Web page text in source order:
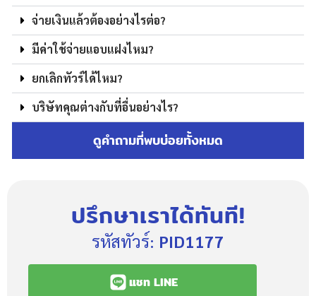
จ่ายเงินแล้วต้องอย่างไรต่อ?
มีค่าใช้จ่ายแอบแฝงไหม?
ยกเลิกทัวร์ได้ไหม?
บริษัทคุณต่างกับที่อื่นอย่างไร?
ดูคำถามที่พบบ่อยทั้งหมด
ปรึกษาเราได้ทันที!
รหัสทัวร์: PID1177
แชท LINE